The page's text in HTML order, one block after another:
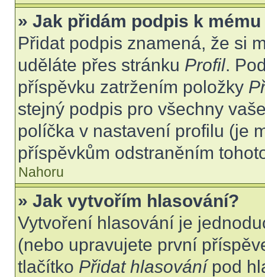
» Jak přidám podpis k
Přidat podpis znamená, že si
uděláte přes stránku Profil.
příspěvku zatržením položky
stejný podpis pro všechny
políčka v nastavení profilu (je
příspěvkům odstraněním
Nahoru
» Jak vytvořím hlasování?
Vytvoření hlasování je
(nebo upravujete první
tlačítko Přidat hlasovánípod